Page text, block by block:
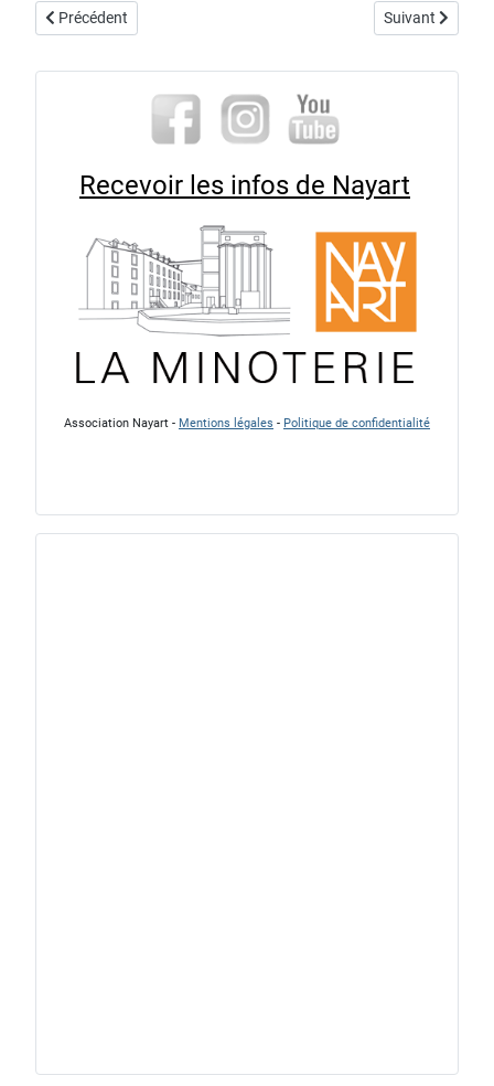
Article précédent : Sartre & De Beauvoir, Voyage en Lituanie
Précédent Article suivant :
Suivant
Recevoir les infos de Nayart
Association Nayart - Mentions légales - Politique de confidentialité